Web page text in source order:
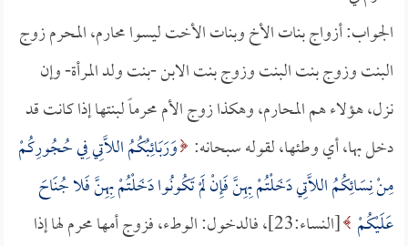
الجواب: أزواج بنات الأخ وبنات الأخت ليسوا محارم، المحرم زوج
البنت وزوج بنت البنت وزوج بنت الابن -بنت ولد المرأة- وإن
نزل، هؤلاء هم المحارم، وهكذا زوج الأم محرماً لبنتها إذا كانت قد
دخل بها، أي وطئها، لقوله سبحانه: وَرَبَائِبُكُمُ اللَّاتِي فِي حُجُورِكُمْ
مِنْ نِسَائِكُمُ اللَّاتِي دَخَلْتُمْ بِهِنَّ فَإِنْ لَمْ تَكُونُوا دَخَلْتُمْ بِهِنَّ فَلا جُنَاحَ
عَلَيْكُمْ
[النساء:23]، فالدخول: الوطء، فزوج أمها محرم لها إذا